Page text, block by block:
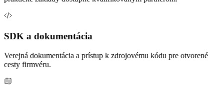
SDK a dokumentácia
Verejná dokumentácia a prístup k zdrojovému kódu pre otvorené
cesty firmvéru.